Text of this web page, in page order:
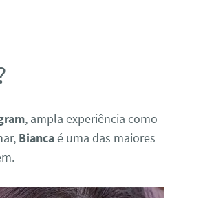
, ampla experiência como
Biancaé uma das maiores